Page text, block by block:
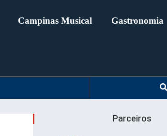
Campinas Musical Gastronomia
Parceiros